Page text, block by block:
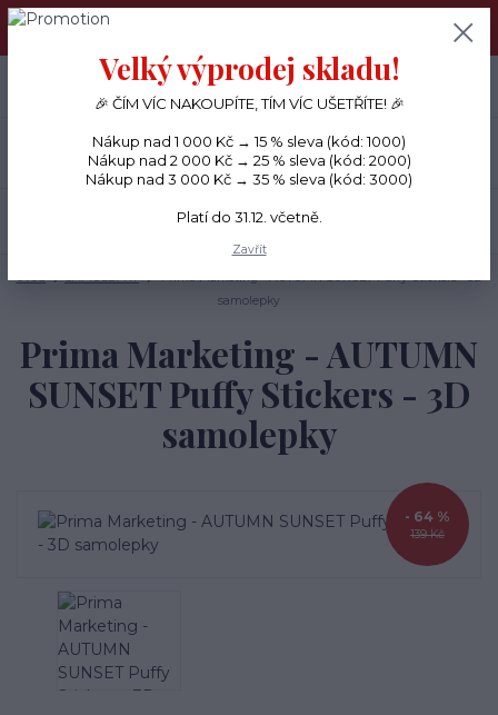
PŘÁNÍČKA a PAPÍROVÉ DÁRKY odesílám každý den, KREATIVNÍ
Menu
CZK
+420 734 380 930
(Po-Ne, 8-20 hod.)
samolepky
Prima Marketing - AUTUMN
SUNSET Puffy Stickers - 3D
samolepky
139 Kč
- 64 %
Velký výprodej skladu!
🎉 ČÍM VÍC NAKOUPÍTE, TÍM VÍC UŠETŘÍTE! 🎉
Nákup nad 1 000 Kč → 15 % sleva (kód: 1000)
Nákup nad 2 000 Kč → 25 % sleva (kód: 2000)
Nákup nad 3 000 Kč → 35 % sleva (kód: 3000)
Platí do 31.12. včetně.
Zavřít